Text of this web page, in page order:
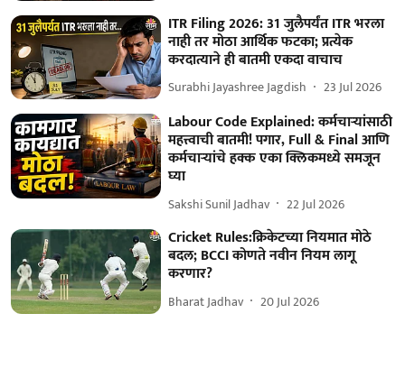
ITR Filing 2026: 31 जुलैपर्यंत ITR भरला
नाही तर मोठा आर्थिक फटका; प्रत्येक
करदात्याने ही बातमी एकदा वाचाच
Surabhi Jayashree Jagdish 23 Jul 2026
Labour Code Explained: कर्मचाऱ्यांसाठी
महत्त्वाची बातमी! पगार, Full & Final आणि
कर्मचाऱ्यांचे हक्क एका क्लिकमध्ये समजून
घ्या
Sakshi Sunil Jadhav 22 Jul 2026
Cricket Rules:क्रिकेटच्या नियमात मोठे
बदल; BCCI कोणते नवीन नियम लागू
करणार?
Bharat Jadhav 20 Jul 2026